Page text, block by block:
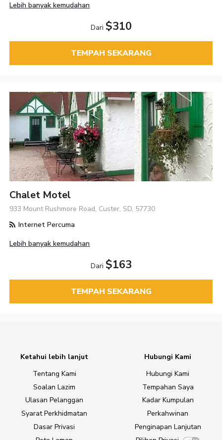
Lebih banyak kemudahan
Dari $310
TEMPAH SEKARANG
Chalet Motel
933 Mount Rushmore Road, Custer, SD, 57730
Internet Percuma
Lebih banyak kemudahan
Dari $163
TEMPAH SEKARANG
Ketahui lebih lanjut
Tentang Kami
Soalan Lazim
Ulasan Pelanggan
Syarat Perkhidmatan
Dasar Privasi
Hubungi Kami
Hubungi Kami
Tempahan Saya
Kadar Kumpulan
Perkahwinan
Penginapan Lanjutan